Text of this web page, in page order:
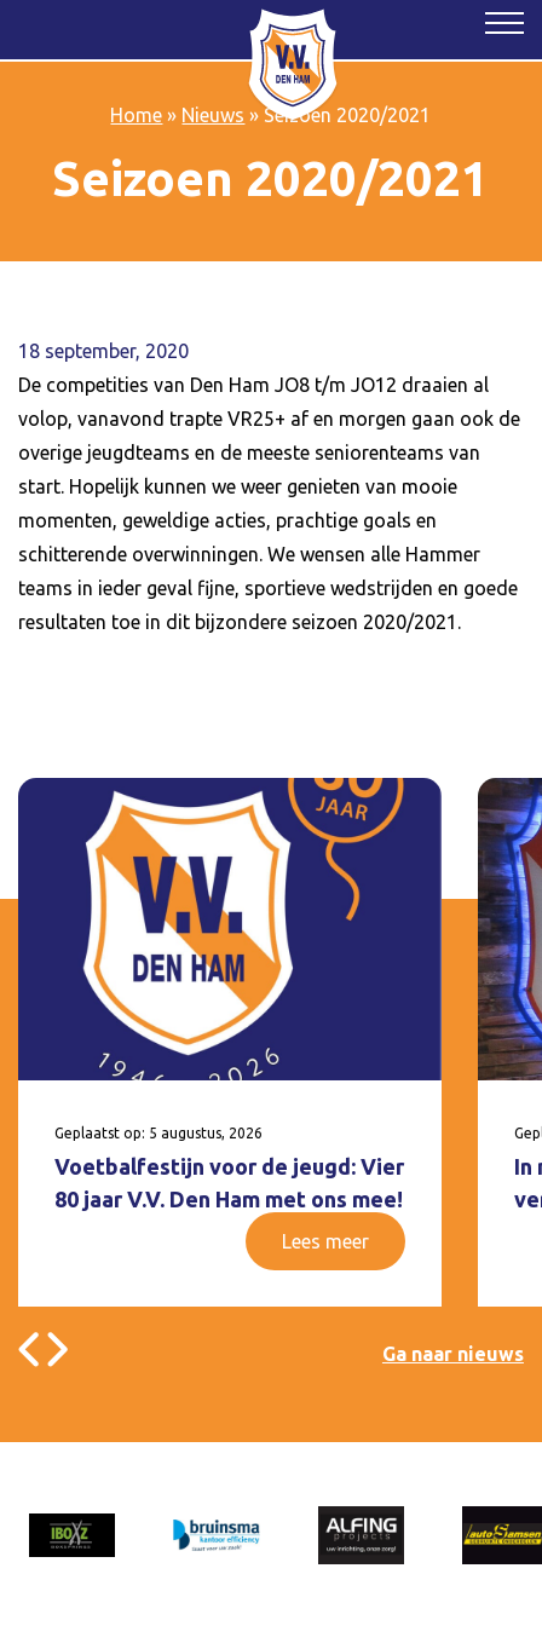
Home » Nieuws » Seizoen 2020/2021
Seizoen 2020/2021
18 september, 2020
De competities van Den Ham JO8 t/m JO12 draaien al
volop, vanavond trapte VR25+ af en morgen gaan ook de
overige jeugdteams en de meeste seniorenteams van
start. Hopelijk kunnen we weer genieten van mooie
momenten, geweldige acties, prachtige goals en
schitterende overwinningen. We wensen alle Hammer
teams in ieder geval fijne, sportieve wedstrijden en goede
resultaten toe in dit bijzondere seizoen 2020/2021.
Geplaatst op: 5 augustus, 2026
Voetbalfestijn voor de jeugd: Vier
80 jaar V.V. Den Ham met ons mee!
Lees meer
In
Ga naar nieuws